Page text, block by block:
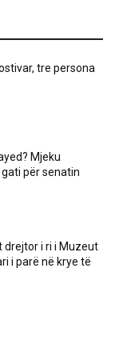
tre persona
Mjeku
për senatin
drejtor i ri i Muzeut
i parë në krye të